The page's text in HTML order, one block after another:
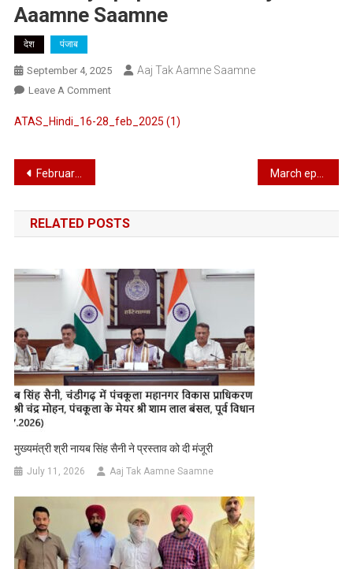
Aaamne Saamne
देश पंजाब
September 4, 2025 Aaj Tak Aamne Saamne
Leave A CommentOn
Epaper
Saamne
ATAS_Hindi_16-28_feb_2025 (1)
Post
navigation
February epaper 4to15 Aaj Tak Aaamne saamne
RELATED POSTS
मुख्यमंत्री श्री नायब सिंह सैनी ने प्रस्ताव को दी मंजूरी
July 11, 2026 Aaj Tak Aamne Saamne